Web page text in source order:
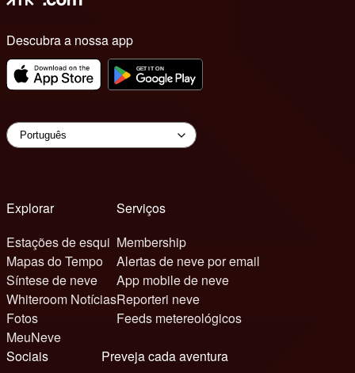
Descubra a nossa app
Explorar
Estações de esqui
Mapas do Tempo
Síntese de neve
Whiteroom Notícias
Fotos
MeuNeve
Serviços
Membership
Alertas de neve por email
App mobile de neve
Reporteri neve
Feeds metereológicos
Sociais
Preveja cada aventura